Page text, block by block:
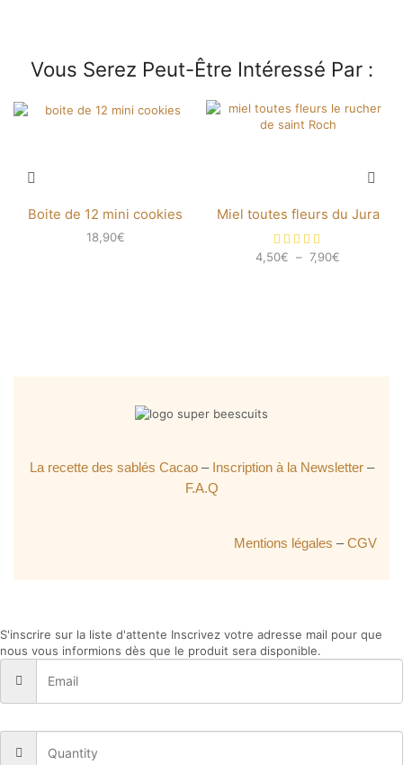
Vous Serez Peut-Être Intéressé Par :
Boite de 12 mini cookies
18,90€
Miel toutes fleurs du Jura
4,50€ – 7,90€
La recette des sablés Cacao– Inscription à la Newsletter–
F.A.Q
Mentions légales –CGV
S'inscrire sur la liste d'attente Inscrivez votre adresse mail pour que
nous vous informions dès que le produit sera disponible.